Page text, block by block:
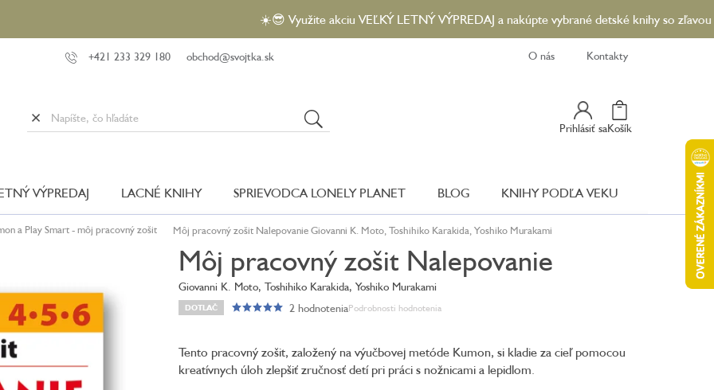
☀️😎 Využite akciu VEĽKÝ LETNÝ VÝPREDAJ a nakúpte vybrané detské knihy so zľavou až 90
+421 233 329 180 obchod@svojtka.sk O nás Kontakty
Prihlásiť sa
Nákupný
Košík
VÝPREDAJ LACNÉ KNIHY SPRIEVODCA LONELY PLANET BLOG KNIHY PODĽA VEKU
a Play Smart - môj pracovný zošit Môj pracovný zošit NalepovanieGiovanni K. Moto, Toshihiko Karakida, Yoshiko Murakami
Môj pracovný zošit Nalepovanie
Giovanni K. Moto, Toshihiko Karakida, Yoshiko Murakami
Podrobnosti hodnotenia
DOTLAČ
Priemerné
je
5,0
2 hodnotenia
Tento pracovný zošit, založený na výučbovej metóde Kumon, si kladie za cieľ pomocou
kreatívnych úloh zlepšiť zručnosť detí pri práci s nožnicami a lepidlom.